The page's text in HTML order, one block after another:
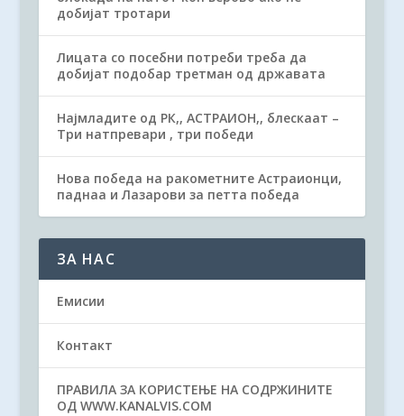
добијат тротари
Лицата со посебни потреби треба да
добијат подобар третман од државата
Најмладите од РК,, АСТРАИОН,, блескаат –
Три натпревари , три победи
Нова победа на ракометните Астраионци,
паднаа и Лазарови за петта победа
ЗА НАС
Емисии
Контакт
ПРАВИЛА ЗА КОРИСТЕЊЕ НА СОДРЖИНИТЕ
ОД WWW.KANALVIS.COM